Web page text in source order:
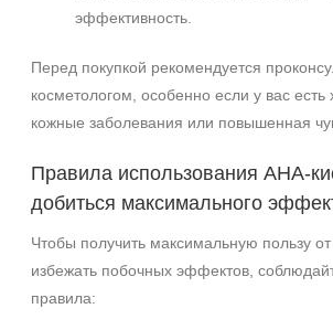
эффективность.
Перед покупкой рекомендуется
косметологом, особенно если у вас есть
кожные заболевания или повышенная
Правила использования AHA-
добиться максимального
Чтобы получить максимальную пользу от
избежать побочных эффектов,
правила: